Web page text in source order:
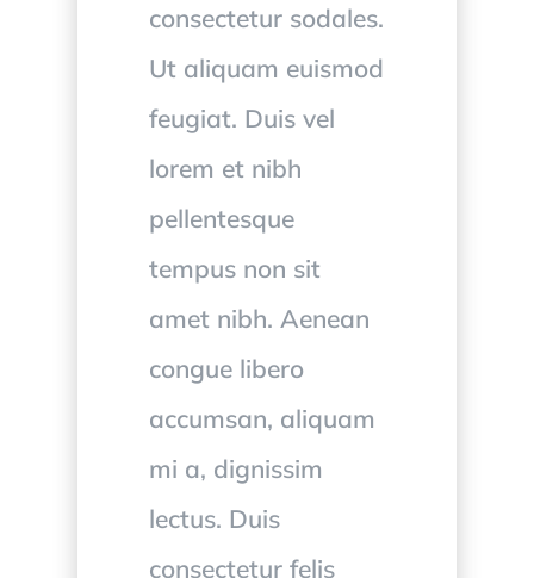
consectetur sodales.
Ut aliquam euismod
feugiat. Duis vel
lorem et nibh
pellentesque
tempus non sit
amet nibh. Aenean
congue libero
accumsan, aliquam
mi a, dignissim
lectus. Duis
consectetur felis